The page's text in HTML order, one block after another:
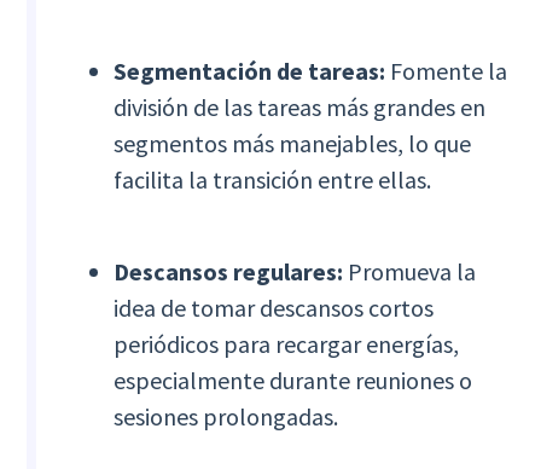
Segmentación de tareas: Fomente la
división de las tareas más grandes en
segmentos más manejables, lo que
facilita la transición entre ellas.
Descansos regulares: Promueva la
idea de tomar descansos cortos
periódicos para recargar energías,
especialmente durante reuniones o
sesiones prolongadas.